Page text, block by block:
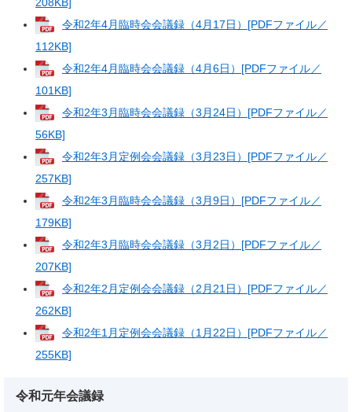
令和2年4月臨時会会議録（4月17日）[PDFファイル／
112KB]
令和2年4月臨時会会議録（4月6日）[PDFファイル／
101KB]
令和2年3月臨時会会議録（3月24日）[PDFファイル／
56KB]
令和2年3月定例会会議録（3月23日）[PDFファイル／
257KB]
令和2年3月臨時会会議録（3月9日）[PDFファイル／
179KB]
令和2年3月臨時会会議録（3月2日）[PDFファイル／
207KB]
令和2年2月定例会会議録（2月21日）[PDFファイル／
262KB]
令和2年1月定例会会議録（1月22日）[PDFファイル／
255KB]
令和元年会議録